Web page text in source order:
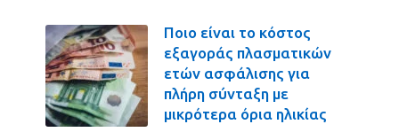
Ποιο είναι το κόστος
εξαγοράς πλασματικών
ετών ασφάλισης για
πλήρη σύνταξη με
μικρότερα όρια ηλικίας